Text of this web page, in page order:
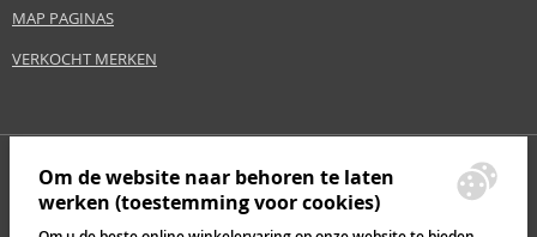
MAP PAGINAS
VERKOCHT MERKEN
Om de website naar behoren te laten
werken (toestemming voor cookies)